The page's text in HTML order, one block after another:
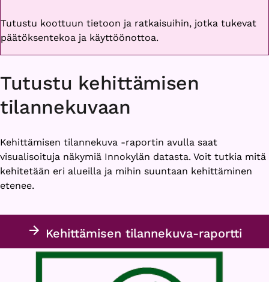
Tutustu koottuun tietoon ja ratkaisuihin, jotka tukevat
päätöksentekoa ja käyttöönottoa.
Tutustu kehittämisen
tilannekuvaan
Kehittämisen tilannekuva -raportin avulla saat
visualisoituja näkymiä Innokylän datasta. Voit tutkia mitä
kehitetään eri alueilla ja mihin suuntaan kehittäminen
etenee.
Kehittämisen tilannekuva-raportti